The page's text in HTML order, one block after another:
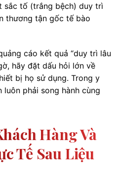
sắc tố (trắng bệch) duy trì
thương tận gốc tế bào
cáo kết quả “duy trì lâu
hãy đặt dấu hỏi lớn về
bị họ sử dụng. Trong y
luôn phải song hành cùng
Hàng Và
Tế Sau Liệu